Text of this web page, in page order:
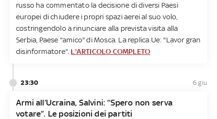
russo ha commentato la decisione di diversi Paesi
europei di chiudere i propri spazi aerei al suo volo,
costringendolo a rinunciare alla prevista visita alla
Serbia, Paese "amico" di Mosca. La replica Ue: "Lavor gran
disinformatore". L'ARTICOLO COMPLETO
23:30 6 giu
Armi all’Ucraina, Salvini: “Spero non serva
votare”. Le posizioni dei partiti